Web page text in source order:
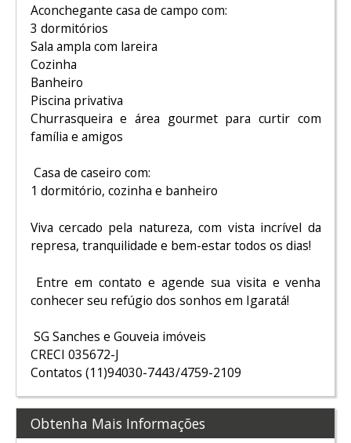
Aconchegante casa de campo com:
3 dormitórios
Sala ampla com lareira
Cozinha
Banheiro
Piscina privativa
Churrasqueira e área gourmet para curtir com
família e amigos
Casa de caseiro com:
1 dormitório, cozinha e banheiro
Viva cercado pela natureza, com vista incrível da
represa, tranquilidade e bem-estar todos os dias!
Entre em contato e agende sua visita e venha
conhecer seu refúgio dos sonhos em Igaratá!
SG Sanches e Gouveia imóveis
CRECI 035672-J
Contatos (11)94030-7443/4759-2109
Obtenha Mais Informações